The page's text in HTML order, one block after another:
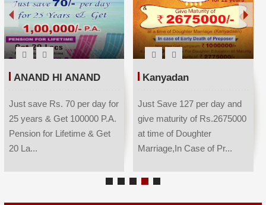
ANAND HI ANAND
Just save Rs. 70 per day for
25 years & Get 100000 P.A.
Pension for Lifetime & Get
20 La...
Kanyadan
Just Save 127 per day and
give maturity of Rs.2675000
at time of Doughter
Marriage,In Case of Pr...